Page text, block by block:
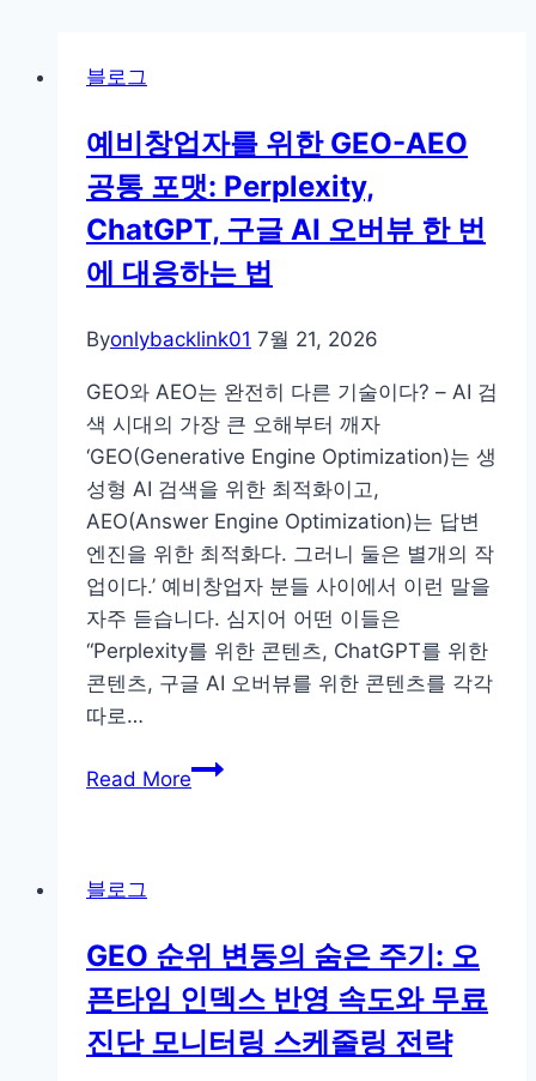
블로그
예비창업자를 위한 GEO-AEO
공통 포맷: Perplexity,
ChatGPT, 구글 AI 오버뷰 한 번
에 대응하는 법
Byonlybacklink01 7월 21, 2026
GEO와 AEO는 완전히 다른 기술이다? – AI 검
색 시대의 가장 큰 오해부터 깨자
‘GEO(Generative Engine Optimization)는 생
성형 AI 검색을 위한 최적화이고,
AEO(Answer Engine Optimization)는 답변
엔진을 위한 최적화다. 그러니 둘은 별개의 작
업이다.’ 예비창업자 분들 사이에서 이런 말을
자주 듣습니다. 심지어 어떤 이들은
“Perplexity를 위한 콘텐츠, ChatGPT를 위한
콘텐츠, 구글 AI 오버뷰를 위한 콘텐츠를 각각
따로…
Read More예
위
한
GEO-
AEO
블로그
GEO 순위 변동의 숨은 주기: 오
픈타임 인덱스 반영 속도와 무료
진단 모니터링 스케줄링 전략